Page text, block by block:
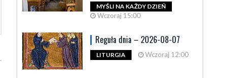
MYŚLI NA KAŻDY DZIEŃ
Wczoraj 15:00
Reguła dnia – 2026-08-07
LITURGIA Wczoraj 12:00